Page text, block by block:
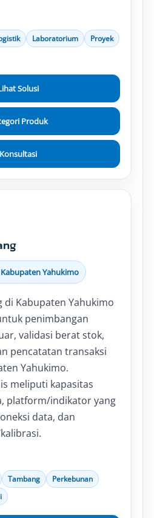
Laboratorium
Proyek
Solusi
Produk
Konsultasi
Yahukimo
di Kabupaten Yahukimo
penimbangan
validasi berat stok,
pencatatan transaksi
Yahukimo.
meliputi kapasitas
platform/indikator yang
data, dan
Tambang
Perkebunan